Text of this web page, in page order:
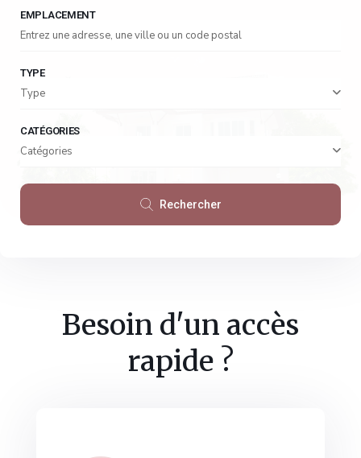
EMPLACEMENT
TYPE
Type
CATÉGORIES
Catégories
Rechercher
Besoin d'un accès
rapide ?